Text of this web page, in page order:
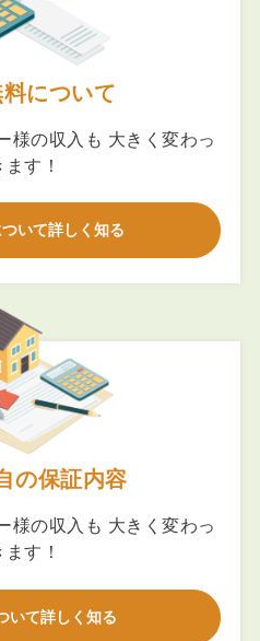
について
様の収入も 大きく変わっ
ます！
いて詳しく知る
の保証内容
様の収入も 大きく変わっ
ます！
いて詳しく知る